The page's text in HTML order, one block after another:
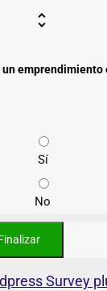
Sí
No
Survey